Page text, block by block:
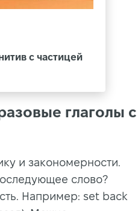
с частицей
глаголы с
и закономерности.
слово?
Например: set back